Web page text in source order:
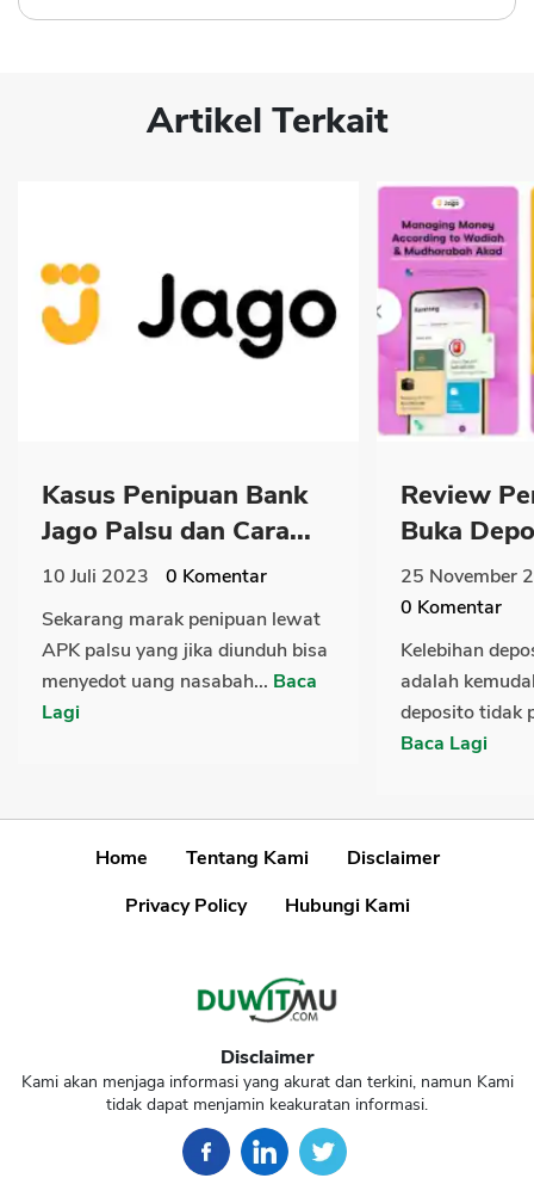
Artikel Terkait
Kasus Penipuan Bank
Jago Palsu dan Cara...
10 Juli 2023 0 Komentar
Sekarang marak penipuan lewat
APK palsu yang jika diunduh bisa
menyedot uang nasabah... Baca
Lagi
Review
Buka
25 November
0 Komentar
Kelebihan
adalah
deposito tidak
Baca Lagi
Home Tentang Kami
Disclaimer
Privacy Policy
Hubungi Kami
Disclaimer
Kami akan menjaga informasi yang akurat dan terkini, namun Kami
tidak dapat menjamin keakuratan informasi.